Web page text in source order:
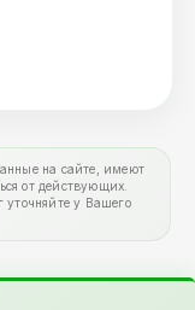
на сайте, имеют
от действующих.
уточняйте у Вашего